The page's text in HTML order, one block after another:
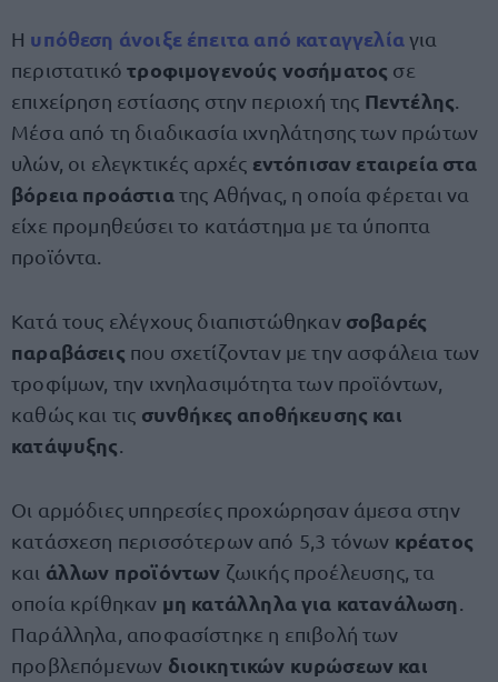
Η υπόθεση άνοιξε έπειτα από καταγγελίαγια
περιστατικότροφιμογενούς νοσήματος σε
επιχείρηση εστίασης στην περιοχή της Πεντέλης
Μέσα από τη διαδικασία ιχνηλάτησης των πρώτων
υλών, οι ελεγκτικές αρχές εντόπισαν εταιρεία στα
βόρεια προάστια της Αθήνας, η οποία φέρεται να
είχε προμηθεύσει το κατάστημα με τα ύποπτα
προϊόντα.
Κατά τους ελέγχους διαπιστώθηκαν σοβαρές
παραβάσεις που σχετίζονταν με την ασφάλεια των
τροφίμων, την ιχνηλασιμότητα των προϊόντων,
καθώς και τις συνθήκες αποθήκευσης και
κατάψυξης
Οι αρμόδιες υπηρεσίες προχώρησαν άμεσα στην
κατάσχεση περισσότερων από 5,3 τόνων κρέατος
και άλλων προϊόντων ζωικής προέλευσης, τα
οποία κρίθηκαν μη κατάλληλα για κατανάλωση
Παράλληλα, αποφασίστηκε η επιβολή των
προβλεπόμενων διοικητικών κυρώσεων και